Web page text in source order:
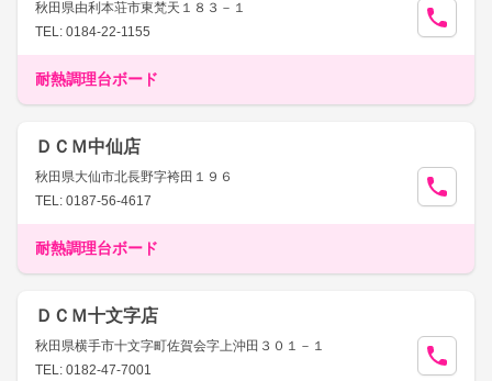
秋田県由利本荘市東梵天１８３－１
TEL: 0184-22-1155
耐熱調理台ボード
ＤＣＭ中仙店
秋田県大仙市北長野字袴田１９６
TEL: 0187-56-4617
耐熱調理台ボード
ＤＣＭ十文字店
秋田県横手市十文字町佐賀会字上沖田３０１－１
TEL: 0182-47-7001